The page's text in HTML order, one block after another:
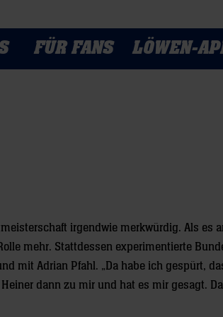
FÜR FANS LÖWEN-
irgendwie merkwürdig. Als es
mehr. Stattdessen experimentierte
mit Adrian Pfahl. „Da habe ich gespürt,
dann zu mir und hat es mir gesagt.